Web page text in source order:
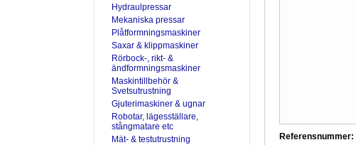
Hydraulpressar
Mekaniska pressar
Plåtformningsmaskiner
Saxar & klippmaskiner
Rörbock-, rikt- &
ändformningsmaskiner
Maskintillbehör &
Svetsutrustning
Gjuterimaskiner & ugnar
Robotar, lägesställare,
stångmatare etc
Mät- & testutrustning
Referensnummer: